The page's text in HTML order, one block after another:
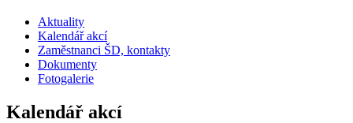
Aktuality
Kalendář akcí
Zaměstnanci ŠD, kontakty
Dokumenty
Fotogalerie
Kalendář akcí